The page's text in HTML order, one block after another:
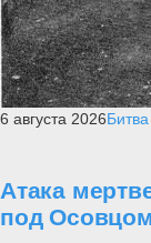
6 августа 2026
Атака
под Осовцом